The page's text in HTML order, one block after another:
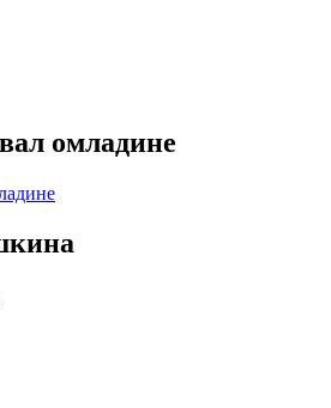
омладине